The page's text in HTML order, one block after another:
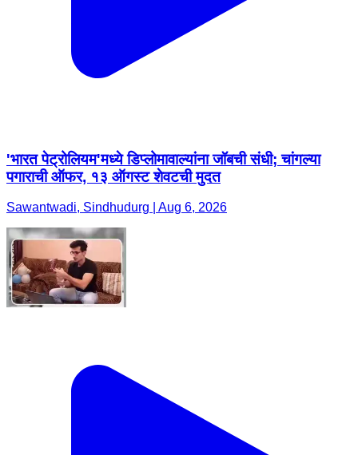
'भारत पेट्रोलियम'मध्ये डिप्लोमावाल्यांना जॉबची संधी; चांगल्या
पगाराची ऑफर, १३ ऑगस्ट शेवटची मुदत
Sawantwadi, Sindhudurg | Aug 6, 2026